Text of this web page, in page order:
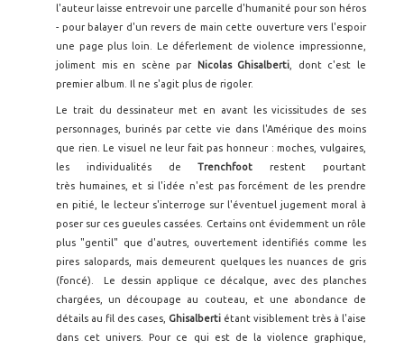
l'auteur laisse entrevoir une parcelle d'humanité pour son héros
- pour balayer d'un revers de main cette ouverture vers l'espoir
une page plus loin. Le déferlement de violence impressionne,
joliment mis en scène par Nicolas Ghisalberti , dont c'est le
premier album. Il ne s'agit plus de rigoler.
Le trait du dessinateur met en avant les vicissitudes de ses
personnages, burinés par cette vie dans l'Amérique des moins
que rien. Le visuel ne leur fait pas honneur : moches, vulgaires,
les individualités deTrenchfoot restent pourtant
très humaines, et si l'idée n'est pas forcément de les prendre
en pitié, le lecteur s'interroge sur l'éventuel jugement moral à
poser sur ces gueules cassées. Certains ont évidemment un rôle
plus "gentil" que d'autres, ouvertement identifiés comme les
pires salopards, mais demeurent quelques les nuances de gris
(foncé). Le dessin applique ce décalque, avec des planches
chargées, un découpage au couteau, et une abondance de
détails au fil des cases, Ghisalberti étant visiblement très à l'aise
dans cet univers. Pour ce qui est de la violence graphique,